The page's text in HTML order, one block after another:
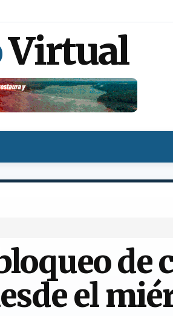
Virtual
de
el